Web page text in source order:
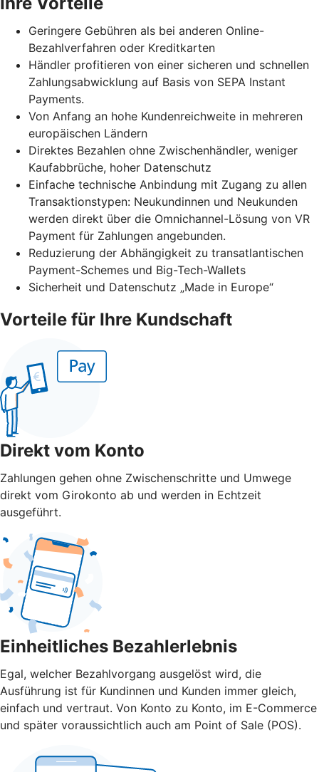
Geringere Gebühren als bei anderen Online-
Bezahlverfahren oder Kreditkarten
Händler profitieren von einer sicheren und schnellen
Zahlungsabwicklung auf Basis von SEPA Instant
Payments.
Von Anfang an hohe Kundenreichweite in mehreren
europäischen Ländern
Direktes Bezahlen ohne Zwischenhändler, weniger
Kaufabbrüche, hoher Datenschutz
Einfache technische Anbindung mit Zugang zu allen
Transaktionstypen: Neukundinnen und Neukunden
werden direkt über die Omnichannel-Lösung von VR
Payment für Zahlungen angebunden.
Reduzierung der Abhängigkeit zu transatlantischen
Payment-Schemes und Big-Tech-Wallets
Sicherheit und Datenschutz „Made in Europe“
Vorteile für Ihre Kundschaft
Direkt vom Konto
Zahlungen gehen ohne Zwischenschritte und Umwege
direkt vom Girokonto ab und werden in Echtzeit
ausgeführt.
Einheitliches Bezahlerlebnis
Egal, welcher Bezahlvorgang ausgelöst wird, die
Ausführung ist für Kundinnen und Kunden immer gleich,
einfach und vertraut. Von Konto zu Konto, im E-Commerce
und später voraussichtlich auch am Point of Sale (POS).